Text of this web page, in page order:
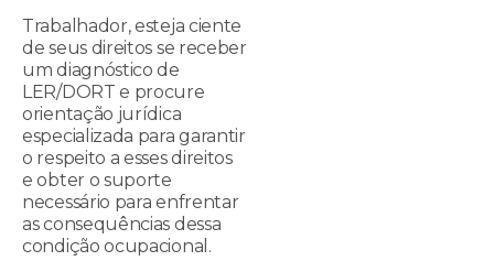
Trabalhador, esteja ciente
de seus direitos se receber
um diagnóstico de
LER/DORT e procure
orientação jurídica
especializada para garantir
o respeito a esses direitos
e obter o suporte
necessário para enfrentar
as consequências dessa
condição ocupacional.